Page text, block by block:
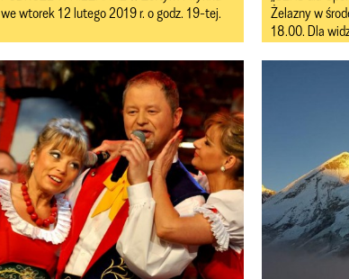
we wtorek 12 lutego 2019 r. o godz. 19-tej.
Żelazny w
18.00. Dla